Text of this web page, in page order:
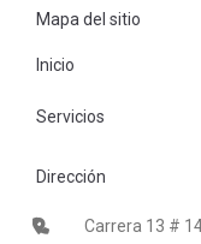
Mapa del sitio
Inicio
Servicios
Dirección
Carrera 13 #